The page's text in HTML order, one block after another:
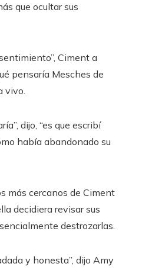
que ocultar sus
Ciment a
pensaría Mesches de
vivo.
dijo, “es que escribí
había abandonado su
más cercanos de Ciment
decidiera revisar sus
destrozarlas.
y honesta”, dijo Amy